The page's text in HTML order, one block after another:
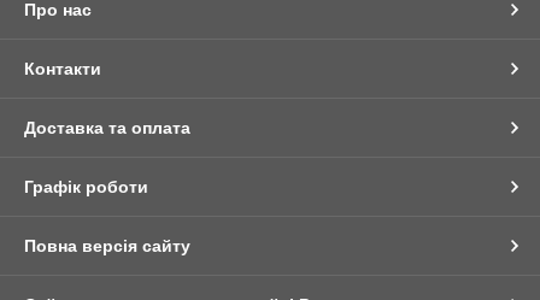
Про нас
Контакти
Доставка та оплата
Графік роботи
Повна версія сайту